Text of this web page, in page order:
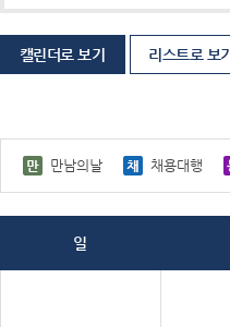
캘린더로 보기 리스트로 보기
만남의날 채용대행
일